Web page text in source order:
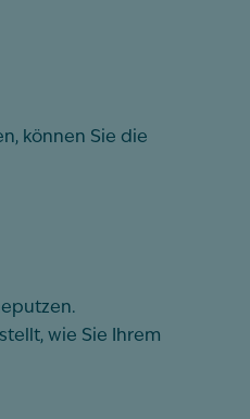
können Sie die
wie Sie Ihrem